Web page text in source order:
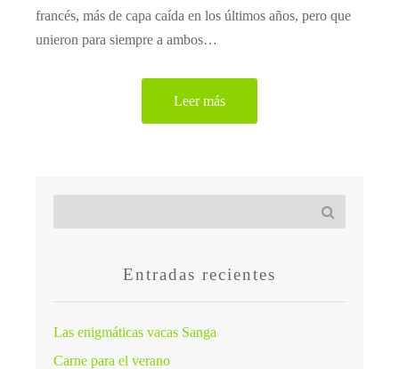
francés, más de capa caída en los últimos años, pero que
unieron para siempre a ambos…
Leer más
Entradas recientes
Las enigmáticas vacas Sanga
Carne para el verano